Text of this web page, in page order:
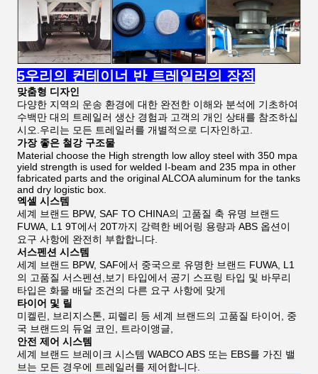
5우리의 컨테이너 반 트레일러의 장점
맞춤형 디자인
다양한 지역의 운송 환경에 대한 완전한 이해와 분석에 기초하여
수백만 대의 트레일러 생산 경험과 고객의 개인 상태를 참조하십
시오.우리는 모든 트레일러를 개별적으로 디자인하고.
가장 좋은 철강 구조물
Material choose the High strength low alloy steel with 350 mpa
yield strength is used for welded I-beam and 235 mpa in other
fabricated parts and the original ALCOA aluminum for the tanks
and dry logistic box.
엑셀 시스템
세계 브랜드 BPW, SAF TO CHINA의 고품질 축 유명 브랜드
FUWA, L1 9T에서 20T까지 강력한 베어링 용량과 ABS 옵션이
요구 사항에 완전히 부합합니다.
서스펜션 시스템
세계 브랜드 BPW, SAF에서 중국으로 유명한 브랜드 FUWA, L1
의 고품질 서스펜션,보기 타입에서 공기 스프링 타입 및 바무리
타입은 화물 배달 조건의 다른 요구 사항에 맞게
타이어 및 릴
미켈린, 브리지스톤, 피렐리 등 세계 브랜드의 고품질 타이어, 중
국 브랜드의 듀얼 코인, 트라이앵글,
안전 제어 시스템
세계 브랜드 브레이크 시스템 WABCO ABS 또는 EBS를 가진 밸
브는 모든 경우에 트레일러를 제어합니다.